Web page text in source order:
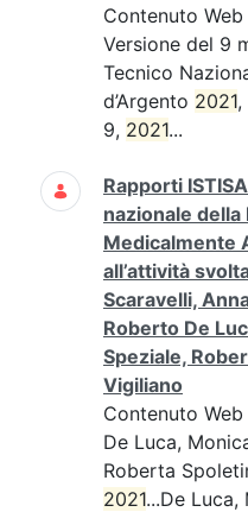
Contenuto Web
Versione del 9
Tecnico
d’Argento 2021,
9, 2021...
Rapporti
nazionale
Medicalmente
all’attività
Scaravelli,
Roberto De
Speziale,
Vigiliano
Contenuto Web
De Luca,
Roberta
2021...De